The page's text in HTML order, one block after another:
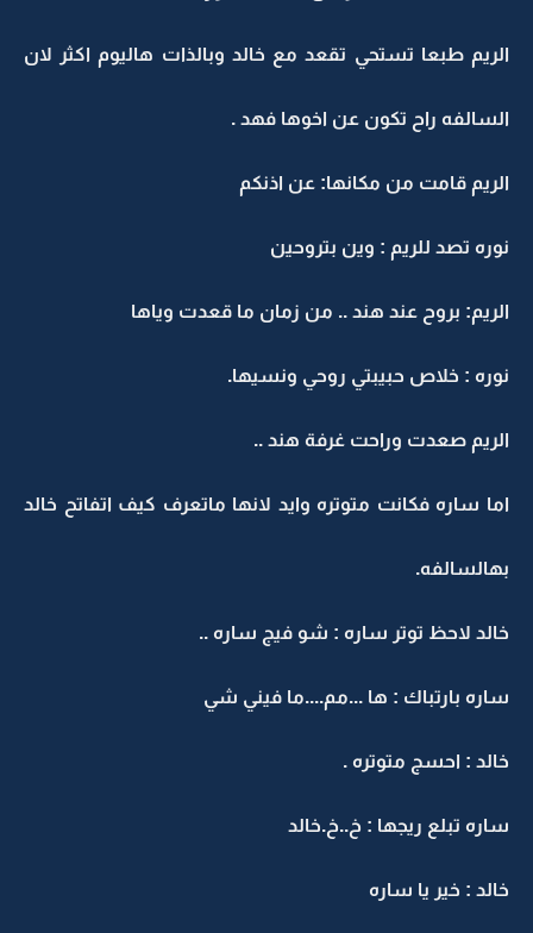
الريم طبعا تستحي تقعد مع خالد وبالذات هاليوم اكثر لان
السالفه راح تكون عن اخوها فهد .
الريم قامت من مكانها: عن اذنكم
نوره تصد للريم : وين بتروحين
الريم: بروح عند هند .. من زمان ما قعدت وياها
نوره : خلاص حبيبتي روحي ونسيها.
الريم صعدت وراحت غرفة هند ..
اما ساره فكانت متوتره وايد لانها ماتعرف كيف اتفاتح خالد
بهالسالفه.
خالد لاحظ توتر ساره : شو فيج ساره ..
ساره بارتباك : ها ...مم....ما فيني شي
خالد : احسج متوتره .
ساره تبلع ريجها : خ..خ.خالد
خالد : خير يا ساره